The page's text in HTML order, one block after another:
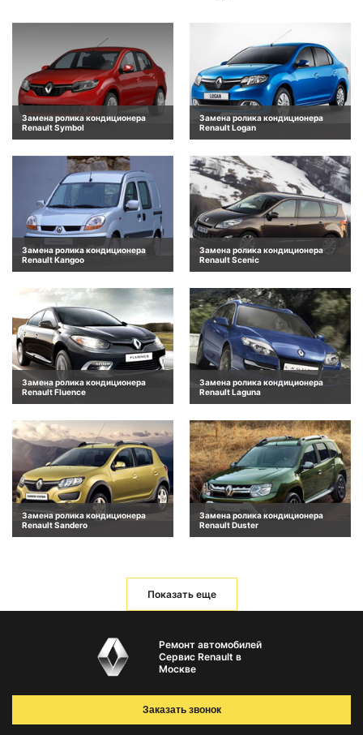
Замена ролика кондиционера
Renault Symbol
Замена ролика кондиционера
Renault Logan
Замена ролика кондиционера
Renault Kangoo
Замена ролика кондиционера
Renault Scenic
Замена ролика кондиционера
Renault Fluence
Замена ролика кондиционера
Renault Laguna
Замена ролика кондиционера
Renault Sandero
Замена ролика кондиционера
Renault Duster
Показать еще
Ремонт автомобилей
Сервис Renault в
Москве
Заказать звонок